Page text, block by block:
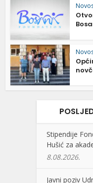
Stipendije
Hušić za
8.08.2026.
Javni poziv